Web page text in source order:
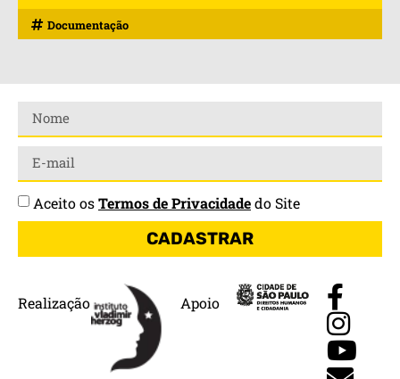
Documentação
Realização Apoio
Aceito osTermos de Privacidadedo Site
CADASTRAR